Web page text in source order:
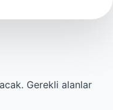
Gerekli alanlar